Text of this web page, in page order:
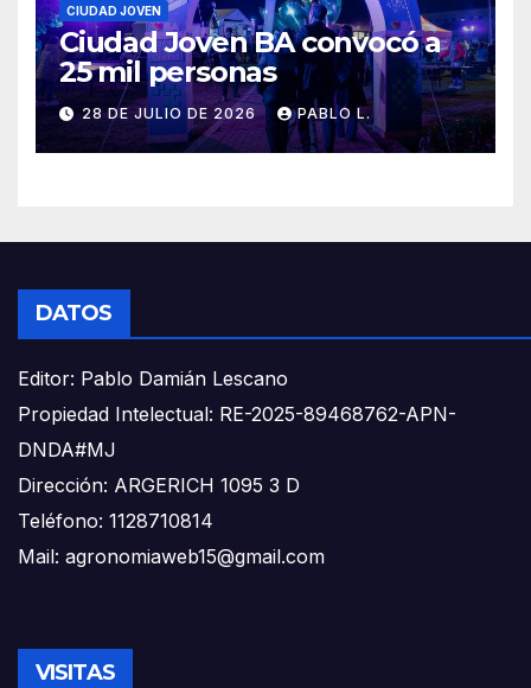
CIUDAD JOVEN
Ciudad Joven BA convocó a
25 mil personas
28 DE JULIO DE 2026 PABLO L.
DATOS
Editor: Pablo Damián Lescano
Propiedad Intelectual: RE-2025-89468762-APN-
DNDA#MJ
Dirección: ARGERICH 1095 3 D
Teléfono: 1128710814
Mail: agronomiaweb15@gmail.com
VISITAS